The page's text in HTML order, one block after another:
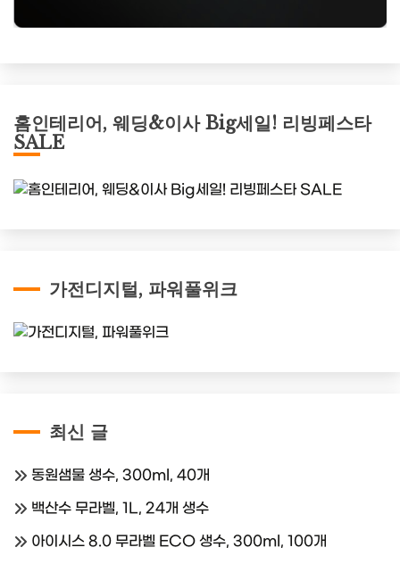
홈인테리어, 웨딩&이사 Big세일! 리빙페스타
SALE
가전디지털, 파워풀위크
최신 글
동원샘물 생수, 300ml, 40개
백산수 무라벨, 1L, 24개 생수
아이시스 8.0 무라벨 ECO 생수, 300ml, 100개